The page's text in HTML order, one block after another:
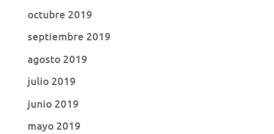
octubre 2019
septiembre 2019
agosto 2019
julio 2019
junio 2019
mayo 2019